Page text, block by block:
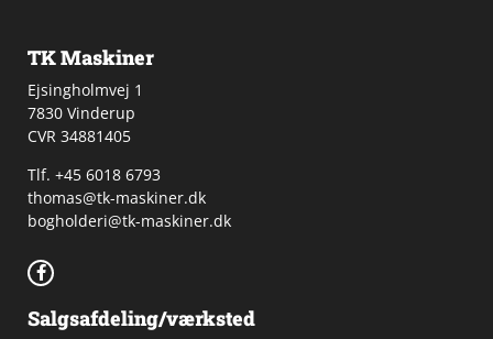
TK Maskiner
Ejsingholmvej 1
7830 Vinderup
CVR 34881405
​Tlf. +45 6018 6793
thomas@tk-maskiner.dk
bogholderi@tk-maskiner.dk
Salgsafdeling/værksted